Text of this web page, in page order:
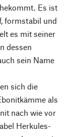
Es ist
formstabil und
es mit seiner
dessen
sein Name
sich die
als
nach wie vor
Herkules-